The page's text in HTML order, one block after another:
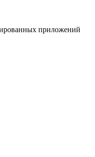
приложений